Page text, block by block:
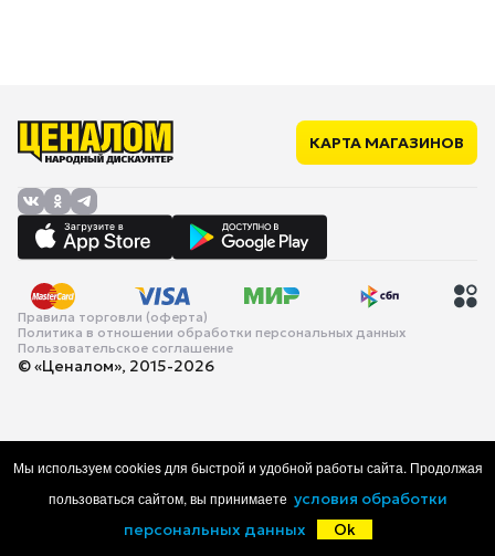
КАРТА МАГАЗИНОВ
Правила торговли (оферта)
Политика в отношении обработки персональных данных
Пользовательское соглашение
© «Ценалом», 2015-2026
Каталог Корзина Избранное
Мы используем cookies для быстрой и удобной работы сайта. Продолжая
пользоваться сайтом, вы принимаете условия обработки
персональных данных
Ok